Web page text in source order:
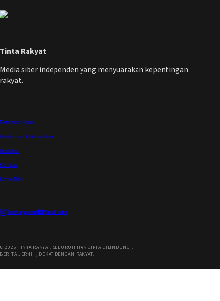
Tinta Rakyat
Media siber independen yang menyuarakan kepentingan
rakyat.
Tentang Kami
Pedoman Media Siber
Redaksi
Kontak
Kode Etik
Instagram YouTube
©2026 TINTA RAKYAT. SELURUH HAK CIPTA DILINDUNGI.
BERITA JERNIH, DEKAT DENGAN RAKYAT.